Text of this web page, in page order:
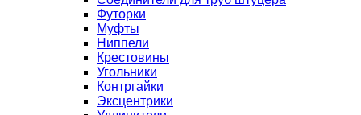
Футорки
Муфты
Ниппели
Крестовины
Угольники
Контргайки
Эксцентрики